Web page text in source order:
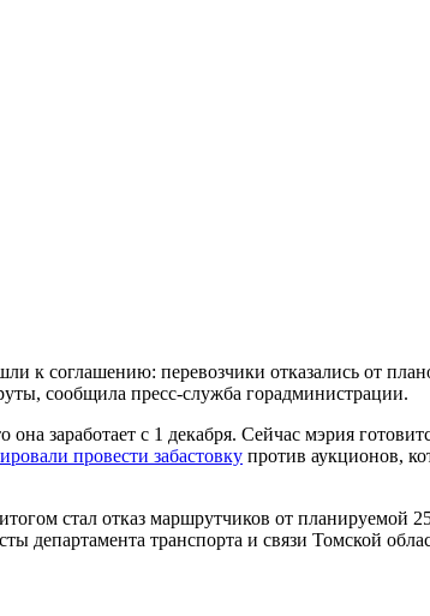
к соглашению: перевозчики отказались от
сообщила пресс-служба горадминистрации.
она заработает с 1 декабря. Сейчас мэрия
провести забастовку против аукционов,
стал отказ маршрутчиков от планируемой
департамента транспорта и связи Томской